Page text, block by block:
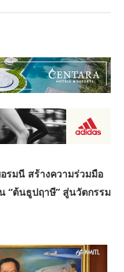
รมนี สร้างความร่วมมือ
“ต้นธูปฤาษี” สู่นวัตกรรม